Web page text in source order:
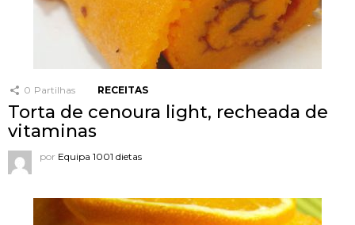
0 Partilhas RECEITAS
Torta de cenoura light, recheada de
vitaminas
por Equipa 1001 dietas